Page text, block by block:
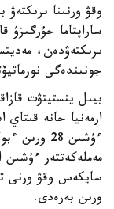
وقۋ ورنىنا ىرىكتەۋ
ساراپتاما جۇرگىزۋ
ىرىكتەۋدەن،
جونىندەگى
ارمەنيا جانە قىتاي
ءۇشىن
مەملەكەتتەر ءۇشىن
ورىن بەرەدى.